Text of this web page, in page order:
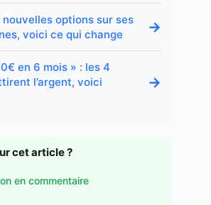
options sur ses
voici ce qui change
→
en 6 mois » : les 4
l’argent, voici
→
cet article ?
en commentaire